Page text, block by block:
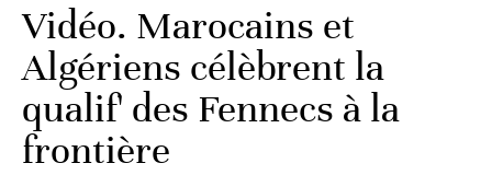
Vidéo. Marocains et
Algériens célèbrent la
qualif' des Fennecs à la
frontière